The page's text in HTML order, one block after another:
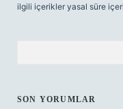
ilgili içerikler yasal süre
SON YORUMLAR